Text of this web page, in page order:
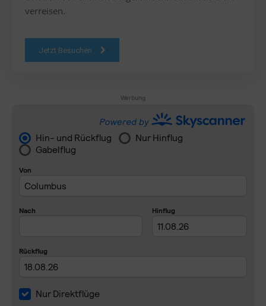
verreisen.
Jetzt Besuchen
Werbung